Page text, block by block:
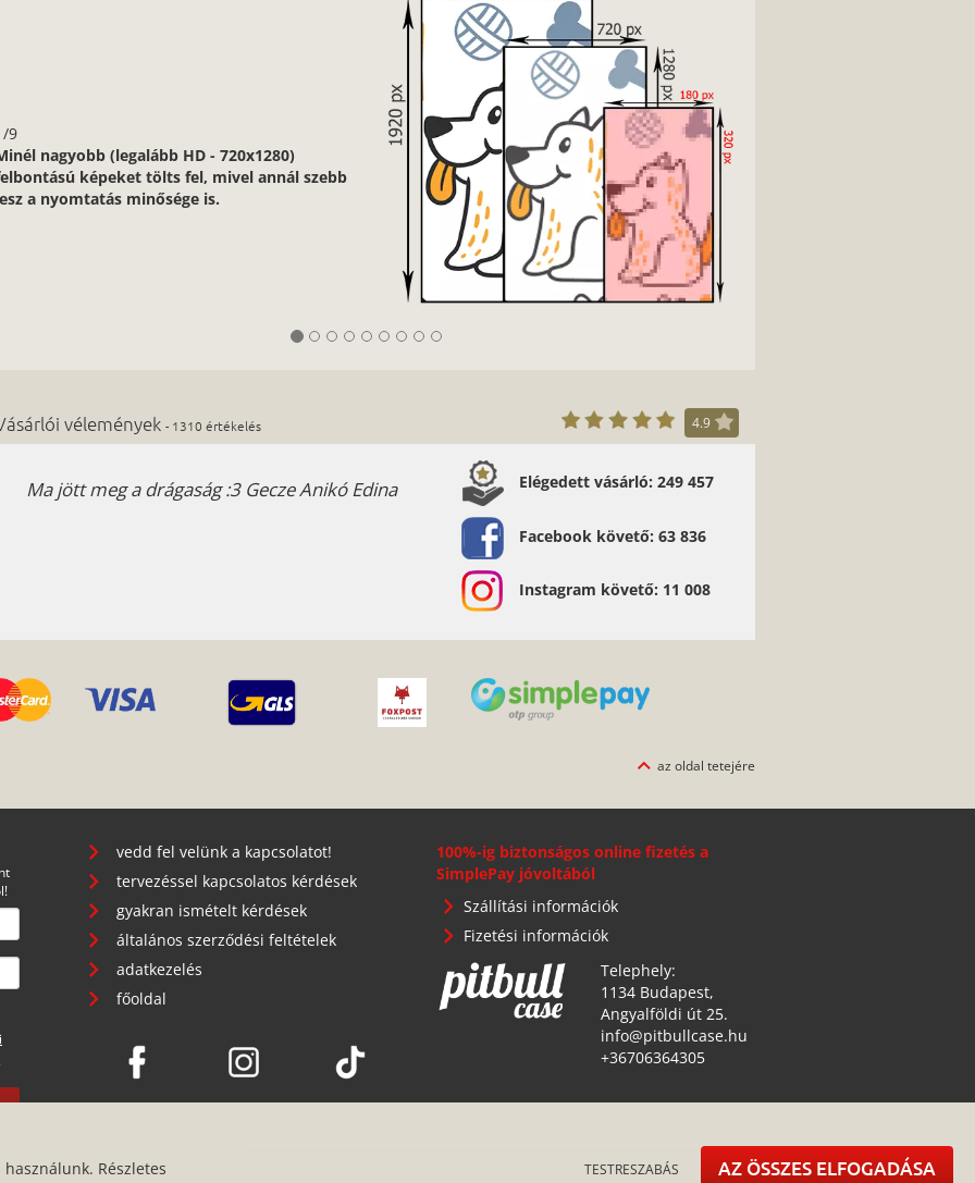
(legalább HD - 720x1280)
tölts fel, mivel annál szebb
minősége is.
2/9
Nagyon fontos, hogy jó minőségű, éles
kontúrokkal, jó fényviszonyokkal
képeket használj.
vélemények- 1310 értékelés 4.9
jött meg a drágaság :3 Gecze Anikó Edina Kiváló munka ajánlom mindenkinek. - Kocsis József
Elégedett vásárló: 249 457
Facebook követő: 63 836
Instagram követő: 11 008
az oldal tetejére
vedd fel velünk a kapcsolatot!
tervezéssel kapcsolatos kérdések
gyakran ismételt kérdések
általános szerződési feltételek
adatkezelés
főoldal
100%-ig biztonságos online fizetés a
SimplePay jóvoltából
Szállítási információk
Fizetési információk
Telephely:
1134 Budapest,
Angyalföldi út 25.
info@pitbullcase.hu
+36706364305
Részletes TESTRESZABÁS AZ ÖSSZES ELFOGADÁSA